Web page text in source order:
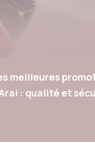
meilleures
: qualité et